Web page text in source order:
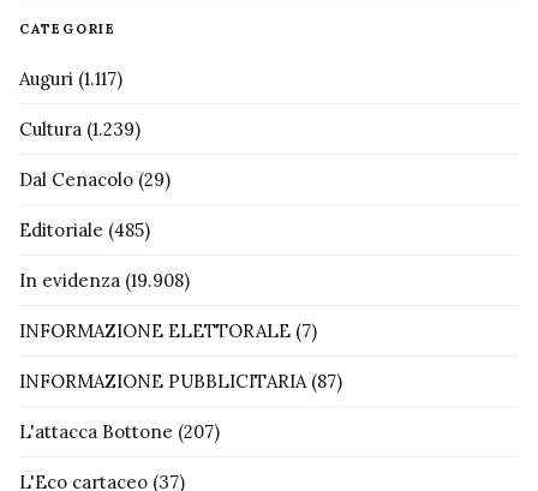
CATEGORIE
Auguri (1.117)
Cultura (1.239)
Dal Cenacolo (29)
Editoriale (485)
In evidenza (19.908)
INFORMAZIONE ELETTORALE (7)
INFORMAZIONE PUBBLICITARIA(87)
L'attacca Bottone (207)
L'Eco cartaceo (37)